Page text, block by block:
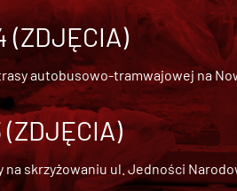
(ZDJĘCIA)
autobusowo-tramwajowej na
skrzyżowaniu ul. Jedności